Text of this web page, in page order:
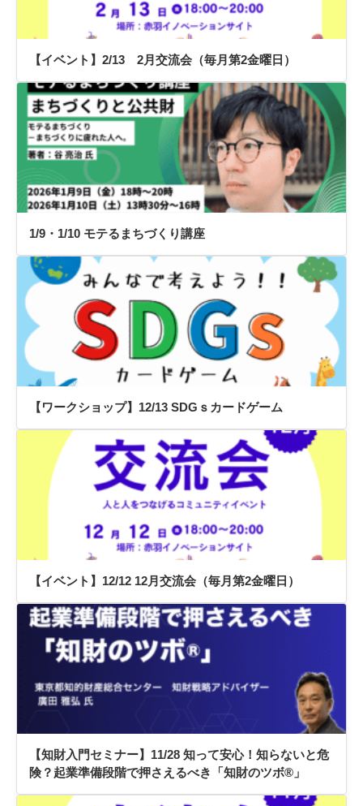
【イベント】2/13 2月交流会（毎月第2金曜日）
1/9・1/10 モテるまちづくり講座
【ワークショップ】12/13 SDGｓカードゲーム
【イベント】12/12 12月交流会（毎月第2金曜日）
【知財入門セミナー】11/28 知って安心！知らないと危
険？起業準備段階で押さえるべき「知財のツボ®」